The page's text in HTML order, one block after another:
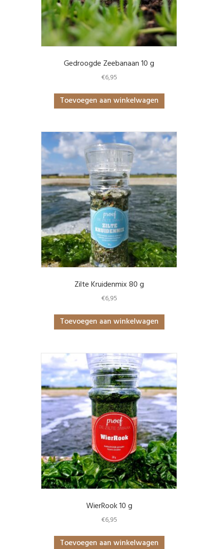
Gedroogde Zeebanaan 10 g
€6,95
Toevoegen aan winkelwagen
Zilte Kruidenmix 80 g
€6,95
Toevoegen aan winkelwagen
WierRook 10 g
€6,95
Toevoegen aan winkelwagen